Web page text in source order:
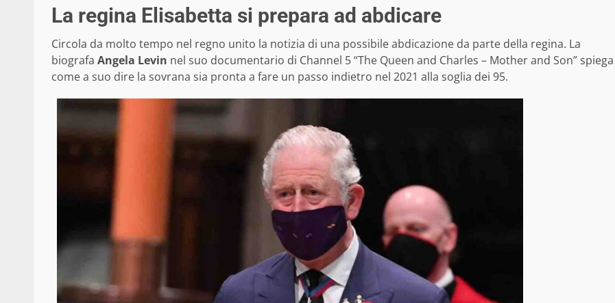
La regina Elisabetta si prepara ad abdicare
Circola da molto tempo nel regno unito la notizia di una possibile abdicazione da parte della regina. La
biografa Angela Levin nel suo documentario di Channel 5 “The Queen and Charles – Mother and Son” spiega
come a suo dire la sovrana sia pronta a fare un passo indietro nel 2021 alla soglia dei 95.